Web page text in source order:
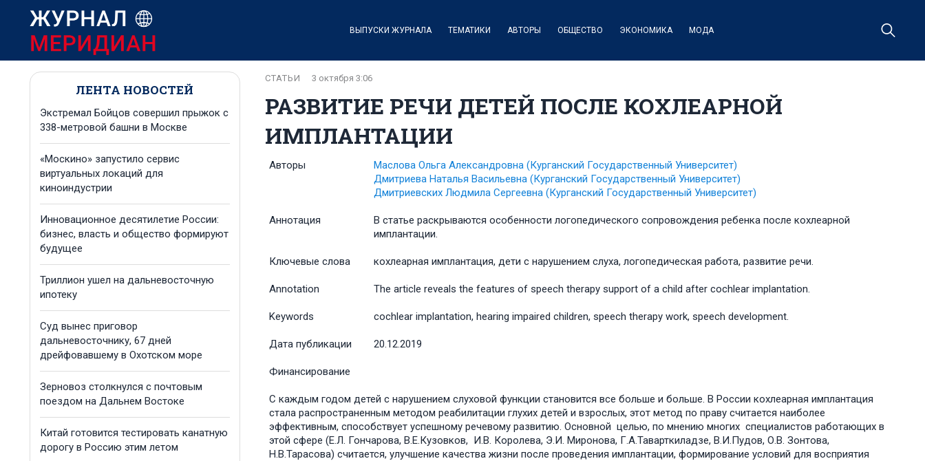
ВЫПУСКИ ЖУРНАЛА ТЕМАТИКИ АВТОРЫ ОБЩЕСТВО ЭКОНОМИКА МОДА
ЛЕНТА НОВОСТЕЙ
Экстремал Бойцов совершил прыжок с
338-метровой башни в Москве
«Москино» запустило сервис
виртуальных локаций для
киноиндустрии
Инновационное десятилетие России:
бизнес, власть и общество формируют
будущее
Триллион ушел на дальневосточную
ипотеку
Суд вынес приговор
дальневосточнику, 67 дней
дрейфовавшему в Охотском море
Зерновоз столкнулся с почтовым
поездом на Дальнем Востоке
Китай готовится тестировать канатную
дорогу в Россию этим летом
РАЗВИТИЕ РЕЧИ ДЕТЕЙ ПОСЛЕ КОХЛЕАРНОЙ
ИМПЛАНТАЦИИ
СТАТЬИ 3 октября 3:06
Авторы Маслова Ольга Александровна(Курганский Государственный Университет)
Дмитриева Наталья Васильевна(Курганский Государственный Университет)
Дмитриевских Людмила Сергеевна(Курганский Государственный Университет)
Аннотация
В статье раскрываются особенности логопедического сопровождения ребенка после кохлеарной
имплантации.
Ключевые слова кохлеарная имплантация, дети с нарушением слуха, логопедическая работа, развитие речи.
Annotation The article reveals the features of speech therapy support of a child after cochlear implantation.
Keywords cochlear implantation, hearing impaired children, speech therapy work, speech development.
Дата публикации 20.12.2019
Финансирование
С каждым годом детей с нарушением слуховой функции становится все больше и больше. В России кохлеарная имплантация
стала распространенным методом реабилитации глухих детей и взрослых, этот метод по праву считается наиболее
эффективным, способствует успешному речевому развитию. Основной целью, по мнению многих специалистов работающих в
этой сфере (Е.Л. Гончарова, В.Е.Кузовков, И.В. Королева, Э.И. Миронова, Г.А.Таварткиладзе, В.И.Пудов, О.В. Зонтова,
Н.В.Тарасова) считается, улучшение качества жизни после проведения имплантации, формирование условий для восприятия